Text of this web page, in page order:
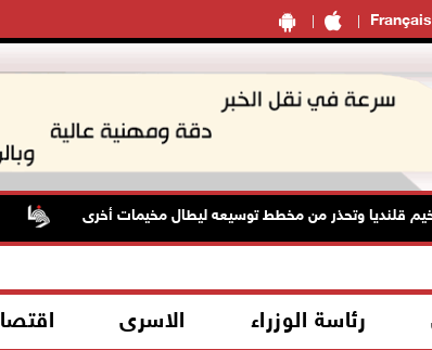
Français
وتحذر من مخطط توسيعه ليطال مخيمات أخرى
رئاسة الوزراء الاسرى